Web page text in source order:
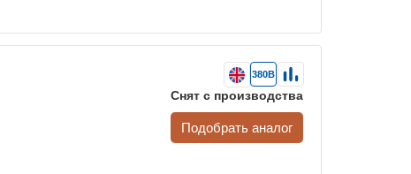
380В
Снят с производства
Подобрать аналог